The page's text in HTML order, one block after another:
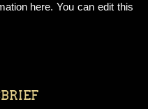
here. You can edit this